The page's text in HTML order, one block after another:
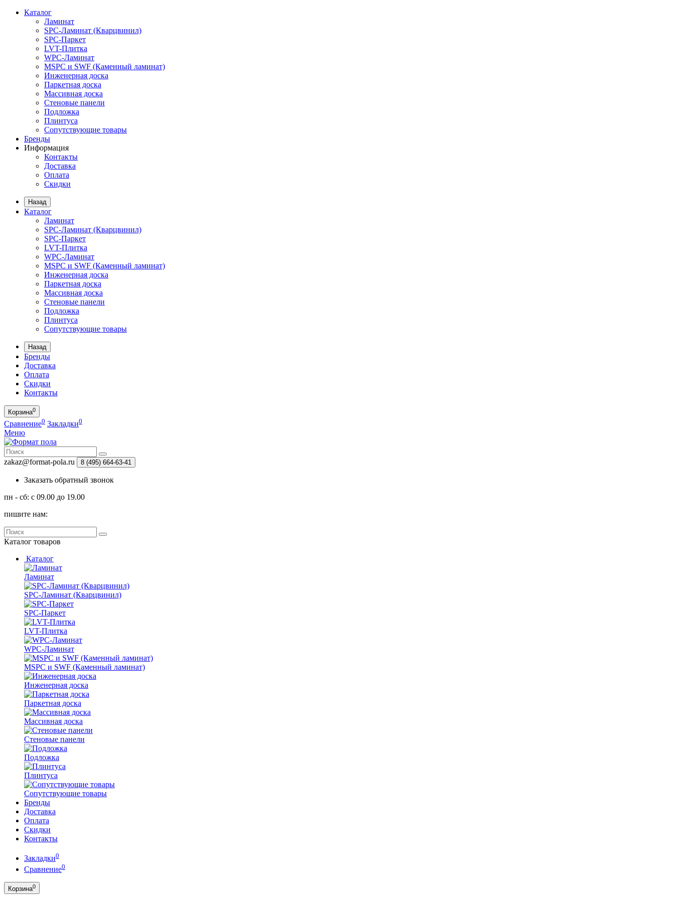
Каталог
Ламинат
SPC-Ламинат (Кварцвинил)
SPC-Паркет
LVT-Плитка
WPC-Ламинат
MSPC и SWF (Каменный ламинат)
Инженерная доска
Паркетная доска
Массивная доска
Стеновые панели
Подложка
Плинтуса
Сопутствующие товары
Бренды
Информация
Контакты
Доставка
Оплата
Скидки
Назад
Каталог
Ламинат
SPC-Ламинат (Кварцвинил)
SPC-Паркет
LVT-Плитка
WPC-Ламинат
MSPC и SWF (Каменный ламинат)
Инженерная доска
Паркетная доска
Массивная доска
Стеновые панели
Подложка
Плинтуса
Сопутствующие товары
Назад
Бренды
Доставка
Оплата
Скидки
Контакты
Корзина0
Сравнение0 Закладки0
Меню
zakaz@format-pola.ru 8 (495) 664-63-41
Заказать обратный звонок
пн - сб: с 09.00 до 19.00
пишите нам:
Каталог товаров
Каталог
Ламинат
SPC-Ламинат (Кварцвинил)
SPC-Паркет
LVT-Плитка
WPC-Ламинат
MSPC и SWF (Каменный ламинат)
Инженерная доска
Паркетная доска
Массивная доска
Стеновые панели
Подложка
Плинтуса
Сопутствующие товары
Бренды
Доставка
Оплата
Скидки
Контакты
Закладки0
Сравнение0
Корзина0